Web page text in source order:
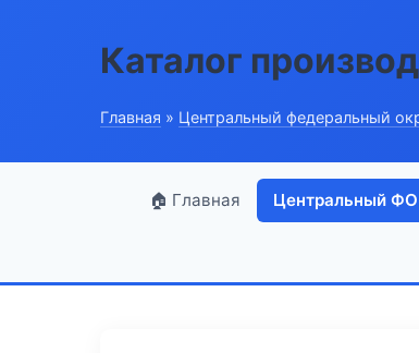
Каталог
Главная » Центральный федеральный
🏠 Главная Центральный ФО